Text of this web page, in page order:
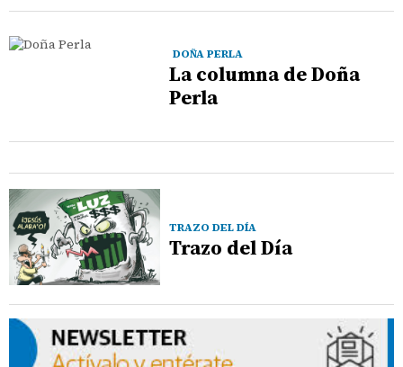
DOÑA PERLA
La columna de Doña
Perla
TRAZO DEL DÍA
Trazo del Día